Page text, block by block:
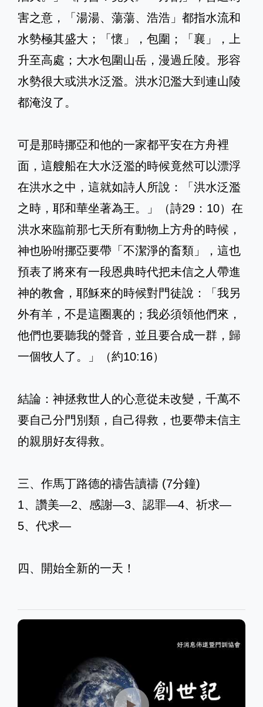
害之意，「湯湯、蕩蕩、浩浩」都指水流和
水勢極其盛大；「懷」，包圍；「襄」，上
升至高處；大水包圍山岳，漫過丘陵。形容
水勢很大或洪水泛濫。洪水氾濫大到連山陵
都淹沒了。
可是那時挪亞和他的一家都平安在方舟裡
面，這艘船在大水泛濫的時候竟然可以漂浮
在洪水之中，這就如詩人所說：「洪水泛濫
之時，耶和華坐著為王。」（詩29：10）在
洪水來臨前那七天所有動物上方舟的時候，
神也吩咐挪亞要帶「不潔淨的畜類」，這也
預表了將來有一段恩典時代把未信之人帶進
神的教會，耶穌來的時候對門徒說：「我另
外有羊，不是這圈裏的；我必須領他們來，
他們也要聽我的聲音，並且要合成一群，歸
一個牧人了。」（約10:16）
結論：神拯救世人的心意從未改變，千萬不
要自己分門別類，自己得救，也要帶未信主
的親朋好友得救。
三、作馬丁路德的禱告讀禱 (7分鐘)
1、讚美—2、感謝—3、認罪—4、祈求—
5、代求—
四、開始全新的一天！